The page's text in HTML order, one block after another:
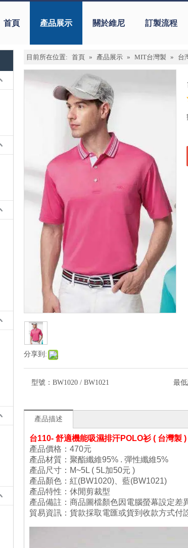
首頁 產品展示 關於維尼 訂製流程
目前所在位置: 首頁 » 產品展示 » MIT台灣製 » 台
分享到:
型號： BW1020 / BW1021 最低
產品描述
台110- 舒適機能吸濕排汗POLO衫 ( 台
產品價格：470元
產品材質： 聚酯纖維95% . 彈性纖維5%
產品尺寸 ：M~5L ( 5L加50元 )
產品顏色：紅(BW1020) 、藍(BW1021)
產品特性：休閒剪裁型
產品備註：商品圖檔顏色因電腦螢幕設定差
貿易資訊：貨款採取電匯或貨到收款方式付